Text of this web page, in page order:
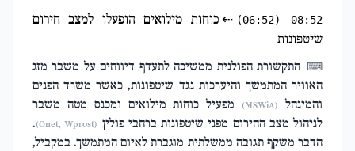
08:52
(06:52)
⇠ כוחות מילואים הופעלו למצב חירום
שיטפונות
⌨ התקשורת הפולנית ממשיכה לתעדף דיווחים על משבר מזג
האוויר המתמשך והיערכות נגד שיטפונות, כאשר משרד הפנים
והמינהל (MSWiA)
מפעיל כוחות מילואים ומכנס מטה משבר
לניהול מצב החירום מפני שיטפונות ברחבי פולין (Onet, Wprost)
.
הדבר משקף תגובה ממשלתית מוגברת לאיום המתמשך. במקביל,